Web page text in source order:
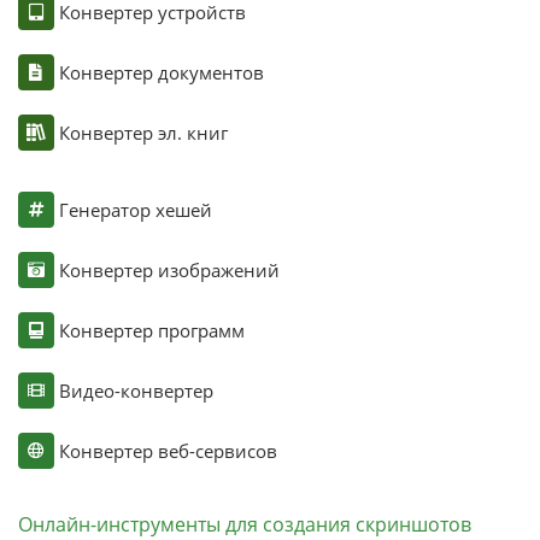
Конвертер устройств
Конвертер документов
Конвертер эл. книг
Генератор хешей
Конвертер изображений
Конвертер программ
Видео-конвертер
Конвертер веб-сервисов
Онлайн-инструменты для создания скриншотов